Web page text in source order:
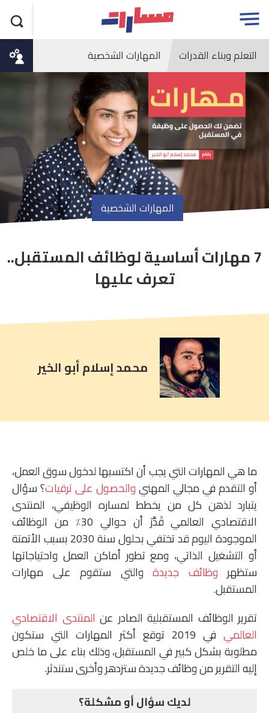
تجاوز
الاعلان
Open
menu
التعلم وبناء القدرات المهارات الشخصية
المهارات الشخصية
article
comment
count
7 مهارات أساسية لوظائف المستقبل..
تعرف عليها
محمد إسلام أبو الخير
ما هي المهارات التي يجب أن اكتسبها لدخول سوق العمل،
أو التقدم في مجالي المهنيوالحصول على ترقيات؟ سؤال
يتبارد لذهن كل من يخطط لمساره الوظيفي، المنتدى
الاقتصادي العالمي قَدَّرَ أن حوالي 30٪ من الوظائف
الموجودة اليوم قد تختفي بحلول سنة 2030 بسبب الأتمتة
أو التشغيل الذاتي، ومع تطور أماكن العمل واحتياجاتها
ستظهر وظائف جديدة والتي ستقوم على مهارات
المستقبل.
تقرير الوظائف المستقبلية الصادر عن المنتدى الاقتصادي
العالمي
في 2019 توقع أكثر المهارات التي ستكون
مطلوبة بشكل كبير في المستقبل، وذلك بناء على ما خلص
إليه التقرير من وظائف جديدة ستزدهر وأخرى ستندثر.
لديك سؤال أو مشكلة؟